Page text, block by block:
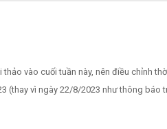
vào cuối tuần này, nên điều chỉnh
(thay vì ngày 22/8/2023 như thông báo